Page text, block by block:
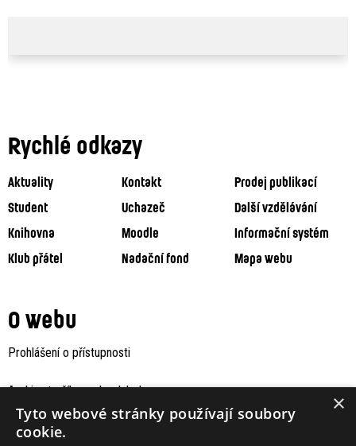
Rychlé odkazy
Aktuality Kontakt
Prodej publikací
Student
Uchazeč
Další vzdělávání
Knihovna
Moodle
Informační systém
Klub přátel
Nadační fond Mapa webu
O webu
Prohlášení o přístupnosti
Archiv staršího webu Jaboku ×
Tyto webové stránky používají soubory
cookie.